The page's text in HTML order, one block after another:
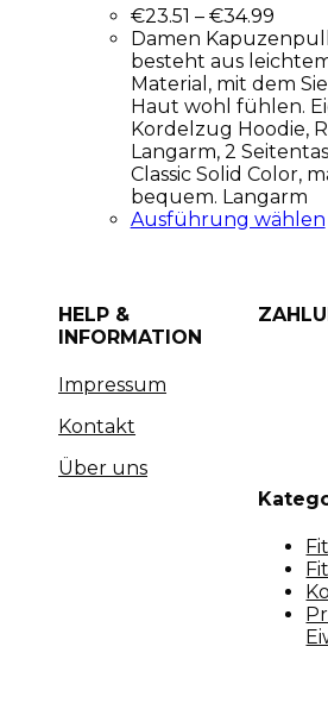
€23.51 – €34.99
Damen
besteht aus
Material, mit dem
Haut wohl fühlen.
Kordelzug Hoodie,
Langarm, 2
Classic Solid Color,
bequem. Langarm
Ausführung wählen
HELP &
INFORMATION
Impressum
Kontakt
Über uns